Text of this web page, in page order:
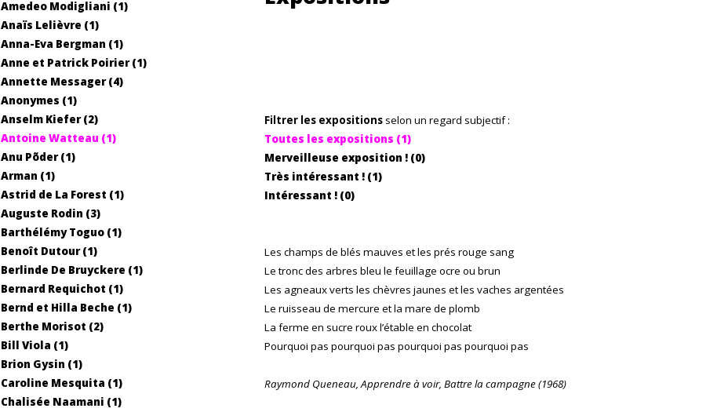
Amedeo Modigliani (1)
Anaïs Lelièvre (1)
Anna-Eva Bergman (1)
Anne et Patrick Poirier (1)
Annette Messager (4)
Anonymes (1)
Anselm Kiefer (2)
Antoine Watteau (1)
Anu Põder (1)
Arman (1)
Astrid de La Forest (1)
Auguste Rodin (3)
Barthélémy Toguo (1)
Benoît Dutour (1)
Berlinde De Bruyckere (1)
Bernard Requichot (1)
Bernd et Hilla Beche (1)
Berthe Morisot (2)
Bill Viola (1)
Brion Gysin (1)
Caroline Mesquita (1)
Chalisée Naamani (1)
Filtrer les expositionsselon un regard subjectif :
Toutes les expositions (1)
Merveilleuse exposition ! (0)
Très intéressant ! (1)
Intéressant ! (0)
Les champs de blés mauves et les prés rouge sang
Le tronc des arbres bleu le feuillage ocre ou brun
Les agneaux verts les chèvres jaunes et les vaches argentées
Le ruisseau de mercure et la mare de plomb
La ferme en sucre roux l’étable en chocolat
Pourquoi pas pourquoi pas pourquoi pas pourquoi pas
Raymond Queneau,Apprendre à voir, Battre la campagne(1968)